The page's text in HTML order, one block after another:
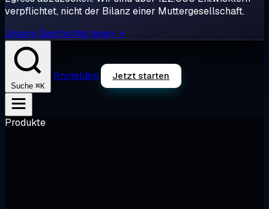
verpflichtet, nicht der Bilanz einer Muttergesellschaft.
Unsere Geschichte lesen →
Suche ⌘K
Anmelden Jetzt starten
Produkte